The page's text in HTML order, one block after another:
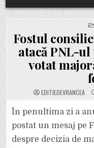
Fostul
atacă PNL-
votat
EDITIEDEVRANCEA
În penultima zi a
postat un mesaj pe
despre decizia de